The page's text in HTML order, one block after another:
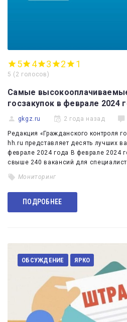
5 4 3 2 1
5 ( 2 голосов )
Самые
госзакупок в феврале 2024
gkgz.ru 2 года назад
Редакция «Гражданского контроля
hh.ru представляет десять лучших
феврале 2024 года В феврале 2024
свыше 240 вакансий для
Мониторинг
ПОДРОБНЕЕ
ОБСУЖДЕНИЕ ЯРКО